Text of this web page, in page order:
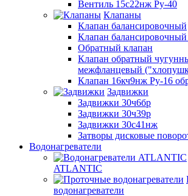
Вентиль 15с22нж Ру-40
Клапаны
Клапан балансировочный
Клапан
Обратный клапан
Клапан обратный
межфланцевый
Клапан 16кч9нж Ру-16
Задвижки
Задвижки 30ч6бр
Задвижки 30ч39р
Задвижки 30с41нж
Затворы дисковые
Водонагреватели
ATLANTIC
водонагреватели